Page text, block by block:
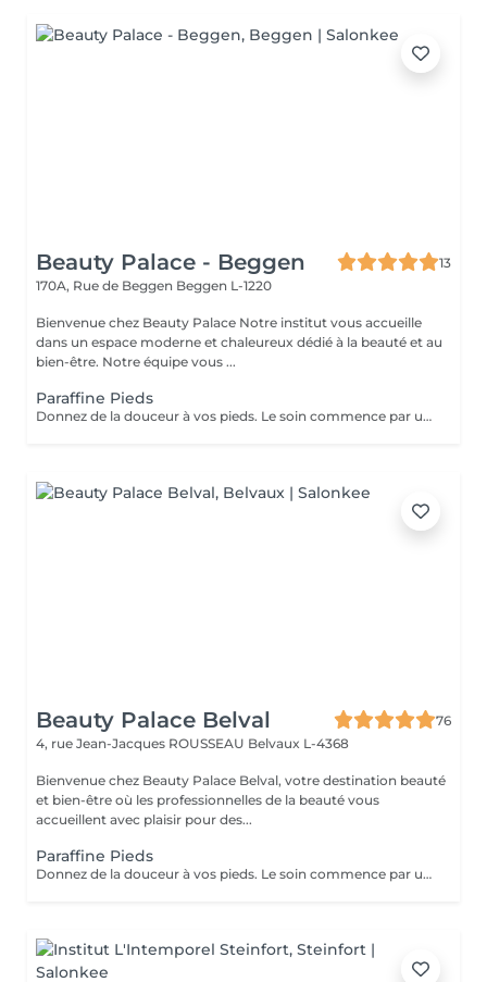
Beauty Palace - Beggen
13
170A, Rue de Beggen Beggen L-1220
Bienvenue chez Beauty Palace Notre institut vous accueille
dans un espace moderne et chaleureux dédié à la beauté et au
bien-être. Notre équipe vous ...
Paraffine Pieds
Donnez de la douceur à vos pieds. Le soin commence par un gommage de la demi-jambe et des pieds, puis avec un grand pinceau la spécialiste de beauté applique la paraffine chaude sur chaque pieds, ce masque va poser environ 15 min, puis vient le moment de la détente: le modelage des pieds, relaxation suprême. Résultat des pieds doux comme une peau de bébé.
Beauty Palace Belval
76
4, rue Jean-Jacques ROUSSEAU Belvaux L-4368
Bienvenue chez Beauty Palace Belval, votre destination beauté
et bien-être où les professionnelles de la beauté vous
accueillent avec plaisir pour des...
Paraffine Pieds
Donnez de la douceur à vos pieds. Le soin commence par un gommage de la demi-jambe et des pieds, puis avec un grand pinceau la spécialiste de beauté applique la paraffine chaude sur chaque pieds, ce masque va poser environ 15 min, puis vient le moment de la détente: le modelage des pieds, relaxation suprême. Résultat des pieds doux comme une peau de bébé.